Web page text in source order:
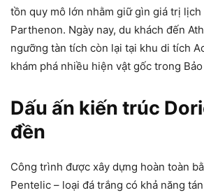
tồn quy mô lớn nhằm giữ gìn giá trị
Parthenon. Ngày nay, du khách đến
ngưỡng tàn tích còn lại tại khu di tích
khám phá nhiều hiện vật gốc trong
Dấu ấn kiến trúc
đền
Công trình được xây dựng hoàn toàn
Pentelic – loại đá trắng có khả năng